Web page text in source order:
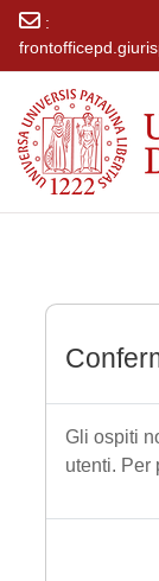
:
Gli ospiti
utenti. Per